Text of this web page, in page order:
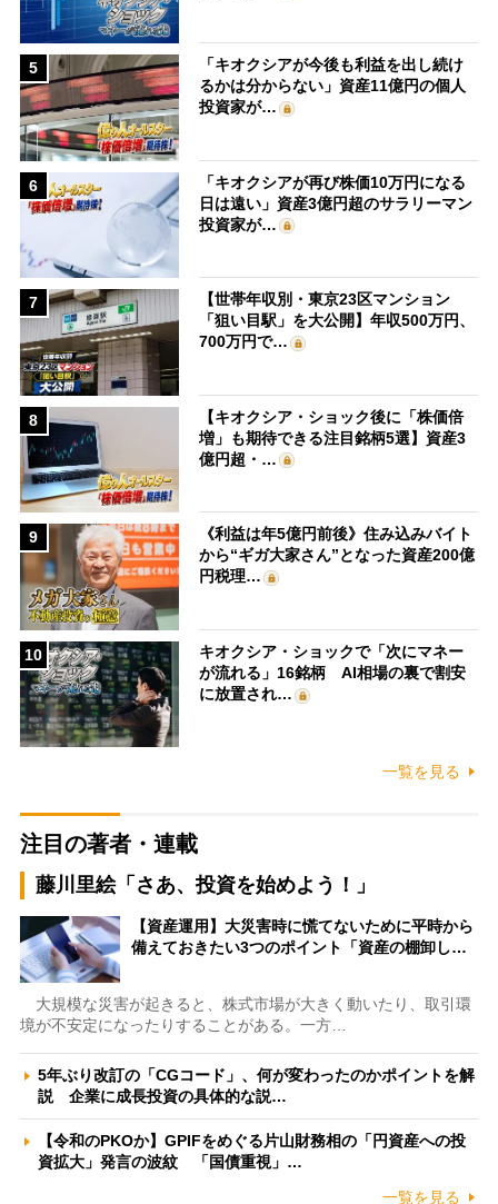
5
「キオクシアが今後も利益を出し続け
るかは分からない」資産11億円の個人
投資家が…
6
「キオクシアが再び株価10万円になる
日は遠い」資産3億円超のサラリーマン
投資家が…
7
【世帯年収別・東京23区マンション
「狙い目駅」を大公開】年収500万円、
700万円で…
8
【キオクシア・ショック後に「株価倍
増」も期待できる注目銘柄5選】資産3
億円超・…
9
《利益は年5億円前後》住み込みバイト
から“ギガ大家さん”となった資産200億
円税理…
10
キオクシア・ショックで「次にマネー
が流れる」16銘柄 AI相場の裏で割安
に放置され…
一覧を見る
注目の著者・連載
藤川里絵「さあ、投資を始めよう！」
【資産運用】大災害時に慌てないために平時から
備えておきたい3つのポイント「資産の棚卸し…
大規模な災害が起きると、株式市場が大きく動いたり、取引環
境が不安定になったりすることがある。一方…
5年ぶり改訂の「CGコード」、何が変わったのかポイントを解
説 企業に成長投資の具体的な説…
【令和のPKOか】GPIFをめぐる片山財務相の「円資産への投
資拡大」発言の波紋 「国債重視」…
一覧を見る